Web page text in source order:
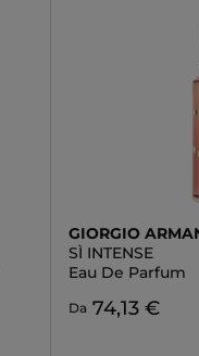
GIORGIO
SÌ INTENSE
Eau De Parfum
Da 74,13 €